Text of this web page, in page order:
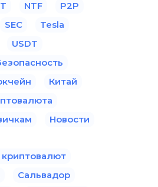
NTF
P2P
SEC
Tesla
USDT
Китай
Новости
Сальвадор